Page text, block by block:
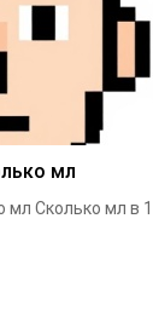
мл
мл Сколько мл в 1